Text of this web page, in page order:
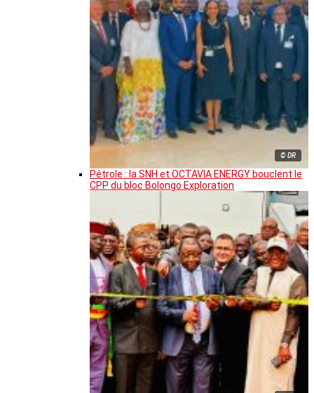
© DR
Pétrole : la SNH et OCTAVIA ENERGY bouclent le
CPP du bloc Bolongo Exploration